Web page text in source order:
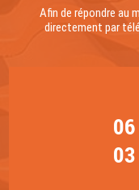
Afin de répondre au
directement par